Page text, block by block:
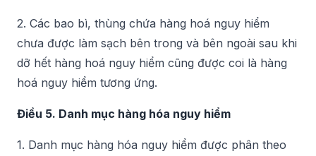
2. Các bao bì, thùng chứa hàng hoá nguy hiểm
chưa được làm sạch bên trong và bên ngoài sau khi
dỡ hết hàng hoá nguy hiểm cũng được coi là hàng
hoá nguy hiểm tương ứng.
Điều 5. Danh mục hàng hóa nguy hiểm
1. Danh mục hàng hóa nguy hiểm được phân theo